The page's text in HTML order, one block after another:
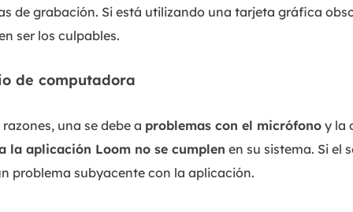
de grabación. Si está utilizando una tarjeta gráfica
ser los culpables.
de computadora
una se debe a problemas con el micrófono y la
la aplicación Loom no se cumplen en su sistema. Si el
problema subyacente con la aplicación.